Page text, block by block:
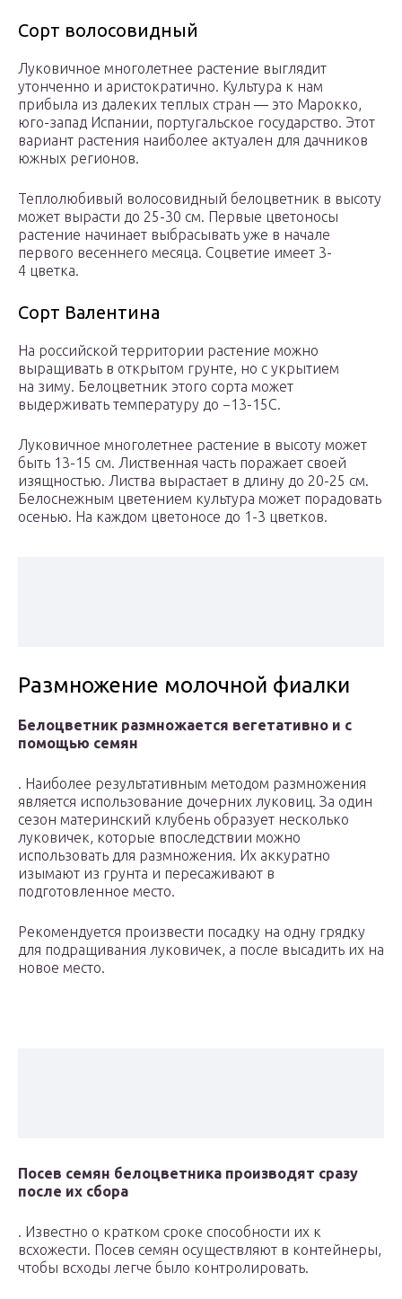
Сорт волосовидный
Луковичное многолетнее растение выглядит
утонченно и аристократично. Культура к нам
прибыла из далеких теплых стран — это Марокко,
юго-запад Испании, португальское государство. Этот
вариант растения наиболее актуален для дачников
южных регионов.
Теплолюбивый волосовидный белоцветник в высоту
может вырасти до 25-30 см. Первые цветоносы
растение начинает выбрасывать уже в начале
первого весеннего месяца. Соцветие имеет 3-
4 цветка.
Сорт Валентина
На российской территории растение можно
выращивать в открытом грунте, но с укрытием
на зиму. Белоцветник этого сорта может
выдерживать температуру до −13-15С.
Луковичное многолетнее растение в высоту может
быть 13-15 см. Лиственная часть поражает своей
изящностью. Листва вырастает в длину до 20-25 см.
Белоснежным цветением культура может порадовать
осенью. На каждом цветоносе до 1-3 цветков.
Размножение молочной фиалки
Белоцветник размножается вегетативно и с
помощью семян
. Наиболее результативным методом размножения
является использование дочерних луковиц. За один
сезон материнский клубень образует несколько
луковичек, которые впоследствии можно
использовать для размножения. Их аккуратно
изымают из грунта и пересаживают в
подготовленное место.
Рекомендуется произвести посадку на одну грядку
для подращивания луковичек, а после высадить их на
новое место.
Посев семян белоцветника производят сразу
после их сбора
. Известно о кратком сроке способности их к
всхожести. Посев семян осуществляют в контейнеры,
чтобы всходы легче было контролировать.